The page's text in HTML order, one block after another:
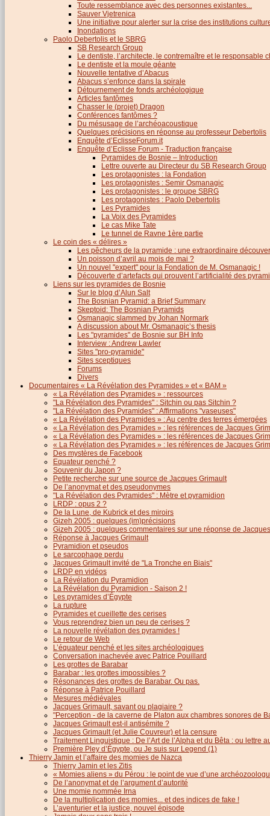
Toute ressemblance avec des personnes existantes...
Sauver Vjetrenica
Une initiative pour alerter sur la crise des institutions
Inondations
Paolo Debertolis et le SBRG
SB Research Group
Le dentiste, l’architecte, le contremaître et le responsable
Le dentiste et la moule géante
Nouvelle tentative d’Abacus
Abacus s’enfonce dans la spirale
Détournement de fonds archéologique
Articles fantômes
Chasser le (projet) Dragon
Conférences fantômes ?
Du mésusage de l’archéoacoustique
Quelques précisions en réponse au professeur Debertolis
Enquête d’EclisseForum.it
Enquête d’Eclisse Forum - Traduction française
Pyramides de Bosnie – Introduction
Lettre ouverte au Directeur du SB Research Group
Les protagonistes : la Fondation
Les protagonistes : Semir Osmanagic
Les protagonistes : le groupe SBRG
Les protagonistes : Paolo Debertolis
Les Pyramides
La Voix des Pyramides
Le cas Mike Tate
Le tunnel de Ravne 1ère partie
Le coin des « délires »
Les pêcheurs de la pyramide : une extraordinaire
Un poisson d’avril au mois de mai ?
Un nouvel "expert" pour la Fondation de M. Osmanagic !
Découverte d’artefacts qui prouvent l’artificialité des
Liens sur les pyramides de Bosnie
Sur le blog d’Alun Salt
The Bosnian Pyramid: a Brief Summary
Skeptoid: The Bosnian Pyramids
Osmanagic slammed by Johan Normark
A discussion about Mr. Osmanagic’s thesis
Les "pyramides" de Bosnie sur BH Info
Interview : Andrew Lawler
Sites "pro-pyramide"
Sites sceptiques
Forums
Divers
Documentaires « La Révélation des Pyramides » et « BAM »
« La Révélation des Pyramides » : ressources
"La Révélation des Pyramides" : Sitchin ou pas Sitchin ?
"La Révélation des Pyramides" : Affirmations "vaseuses"
« La Révélation des Pyramides » : Au centre des terres émergées
« La Révélation des Pyramides » : les références de Jacques
« La Révélation des Pyramides » : les références de Jacques
« La Révélation des Pyramides » : les références de Jacques
Des mystères de Facebook
Equateur penché ?
Souvenir du Japon ?
Petite recherche sur une source de Jacques Grimault
De l’anonymat et des pseudonymes
"La Révélation des Pyramides" : Mètre et pyramidion
LRDP : opus 2 ?
De la Lune, de Kubrick et des miroirs
Gizeh 2005 : quelques (im)précisions
Gizeh 2005 : quelques commentaires sur une réponse de
Réponse à Jacques Grimault
Pyramidion et pseudos
Le sarcophage perdu
Jacques Grimault invité de "La Tronche en Biais"
LRDP en vidéos
La Révélation du Pyramidion
La Révélation du Pyramidion - Saison 2 !
Les pyramides d’Égypte
La rupture
Pyramides et cueillette des cerises
Vous reprendrez bien un peu de cerises ?
La nouvelle révélation des pyramides !
Le retour de Web
L’équateur penché et les sites archéologiques
Conversation inachevée avec Patrice Pouillard
Les grottes de Barabar
Barabar : les grottes impossibles ?
Résonances des grottes de Barabar. Ou pas.
Réponse à Patrice Pouillard
Mesures médiévales
Jacques Grimault, savant ou plagiaire ?
"Perception - de la caverne de Platon aux chambres sonores de
Jacques Grimault est-il antisémite ?
Jacques Grimault (et Julie Couvreur) et la censure
Traitement Linguistique : De l’Art de l’Alpha et du Bêta : ou lettre
Première Pley d’Égypte, ou Je suis sur Legend (1)
Thierry Jamin et l’affaire des momies de Nazca
Thierry Jamin et les Zitis
« Momies aliens » du Pérou : le point de vue d’une
De l’anonymat et de l’argument d’autorité
Une momie nommée Irna
De la multiplication des momies... et des indices de fake !
L’aventurier et la justice, nouvel épisode